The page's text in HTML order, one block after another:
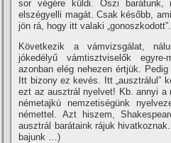
sor végére küldi. Oszi barátunk,
elszégyelli magát. Csak később,
jön rá, hogy itt valaki
Következik a vámvizsgálat,
jókedélyű vámtisztviselők
azonban elég nehezen értjük.
Itt bizony ez kevés. Itt „ausztrálul”
ezt az ausztrál nyelvet! Kb. annyi a
németajkú nemzetiségünk
némettel. Azt hiszem,
ausztrál barátaink rájuk
bajunk …)